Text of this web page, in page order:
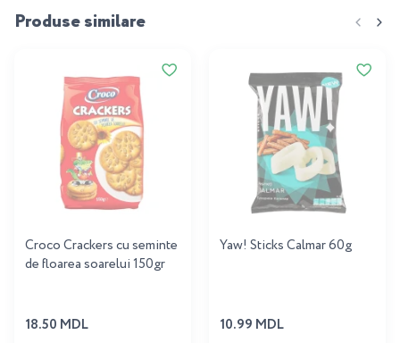
Produse similare
Croco Crackers cu seminte
de floarea soarelui 150gr
18.50 MDL
Yaw! Sticks Calmar 60g
10.99 MDL